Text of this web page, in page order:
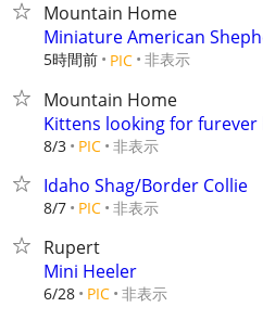
Mountain Home
Miniature American
5時間前 PIC 非表示
Mountain Home
Kittens looking for furever
8/3 PIC 非表示
Idaho Shag/Border Collie
8/7 PIC 非表示
Rupert
Mini Heeler
6/28 PIC 非表示